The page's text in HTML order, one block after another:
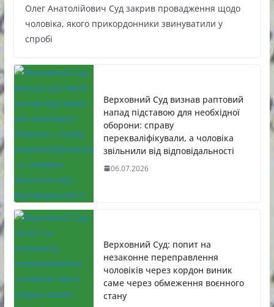
Олег Анатолійович Суд закрив провадження щодо
чоловіка, якого прикордонники звинуватили у
спробі
Верховний Суд визнав раптовий
напад підставою для необхідної
оборони: справу
перекваліфікували, а чоловіка
звільнили від відповідальності
06.07.2026
Верховний Суд: попит на
незаконне переправлення
чоловіків через кордон виник
саме через обмеження воєнного
стану